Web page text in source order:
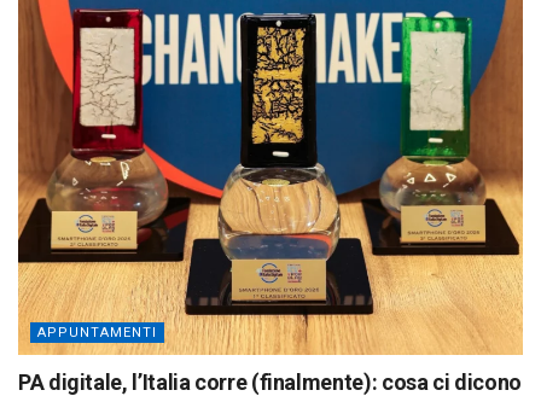
APPUNTAMENTI
PA digitale, l’Italia corre (finalmente): cosa ci dicono